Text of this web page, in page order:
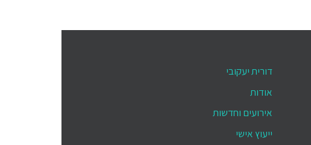
דורית יעקובי
אודות
אירועים וחדשות
ייעוץ אישי